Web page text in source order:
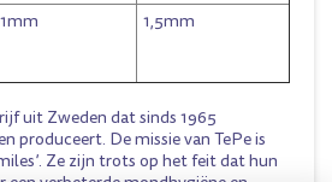
1,5mm
uit Zweden dat sinds 1965
produceert. De missie van TePe is
Ze zijn trots op het feit dat hun